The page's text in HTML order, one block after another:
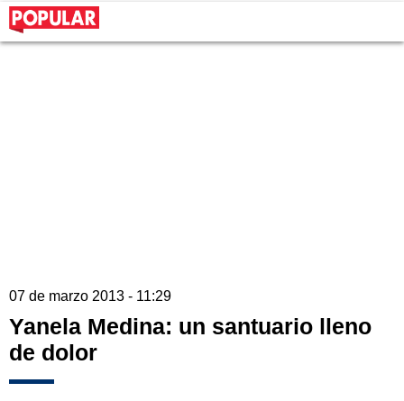
07 de marzo 2013 - 11:29
Yanela Medina: un santuario lleno
de dolor